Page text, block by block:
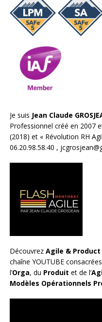
Je suis Jean Claude
Professionnel créé en 2007
(2018) et « Révolution RH
06.20.98.58.40 ,
Découvrez Agile &
chaîne YOUTUBE
l’Orga, du Produit et de l’
Modèles Opérationnels